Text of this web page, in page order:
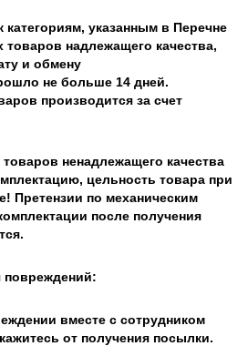
категориям, указанным в Перечне
надлежащего качества,
и обмену
не больше 14 дней.
производится за счет
ненадлежащего качества
цельность товара при
Претензии по механическим
после получения
повреждений:
вместе с сотрудником
от получения посылки.